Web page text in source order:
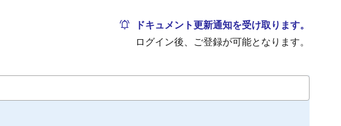
ドキュメント更新通知を受け取ります。
ログイン後、ご登録が可能となります。